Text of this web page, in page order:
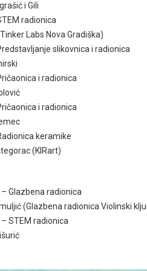
i Gili
radionica
Labs Nova Gradiška)
slikovnica i radionica
i radionica
i radionica
keramike
(KIRart)
– Glazbena radionica
(Glazbena radionica Violinski
– STEM radionica